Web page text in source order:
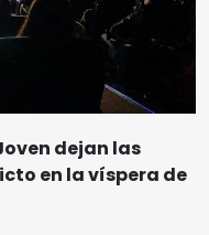
dejan las
en la víspera de